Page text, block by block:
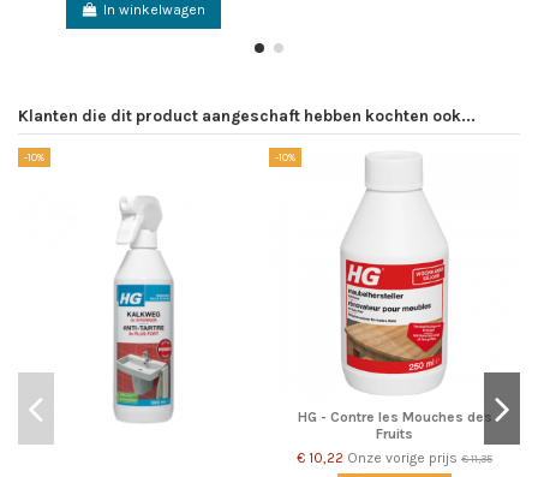
In winkelwagen
Klanten die dit product aangeschaft hebben kochten ook...
-10% -10%
HG - Contre les Mouches des
Fruits
€ 10,22 Onze vorige prijs € 11,35